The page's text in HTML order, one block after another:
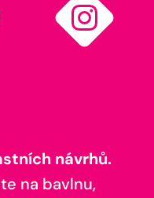
návrhů.
na bavlnu,